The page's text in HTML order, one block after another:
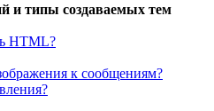
и типы создаваемых тем
HTML?
к сообщениям?